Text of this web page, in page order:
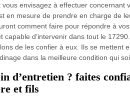
envisagez à effectuer concernant
en mesure de prendre en charge de
comment faire pour répondre à
capable d’intervenir dans tout le
de les confier à eux. Ils se mettent
dans la meilleure condition qui
d’entretien ? faites
et fils